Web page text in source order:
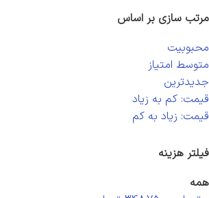
مرتب سازی بر اساس
محبوبیت
متوسط امتیاز
جدیدترین
قیمت: کم به زیاد
قیمت: زیاد به کم
فیلتر هزینه
همه